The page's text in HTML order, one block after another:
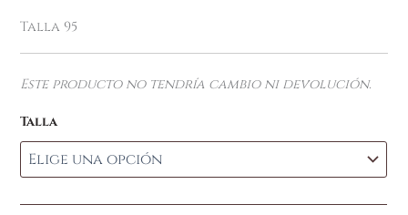
Talla 95
Este producto no tendría cambio ni devolución.
Talla